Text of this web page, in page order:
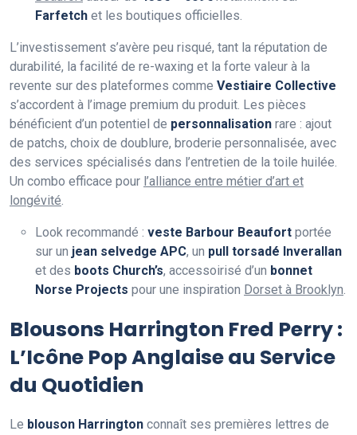
Farfetch et les boutiques officielles.
L’investissement s’avère peu risqué, tant la réputation de
durabilité, la facilité de re-waxing et la forte valeur à la
revente sur des plateformes comme Vestiaire Collective
s’accordent à l’image premium du produit. Les pièces
bénéficient d’un potentiel de personnalisation rare : ajout
de patchs, choix de doublure, broderie personnalisée, avec
des services spécialisés dans l’entretien de la toile huilée.
Un combo efficace pour l’alliance entre métier d’art et
longévité.
Look recommandé : veste Barbour Beaufort portée
sur un jean selvedge APC, un pull torsadé Inverallan
et des boots Church’s, accessoirisé d’un bonnet
Norse Projects pour une inspiration Dorset à Brooklyn.
Blousons Harrington Fred Perry :
L’Icône Pop Anglaise au Service
du Quotidien
Le blouson Harrington connaît ses premières lettres de